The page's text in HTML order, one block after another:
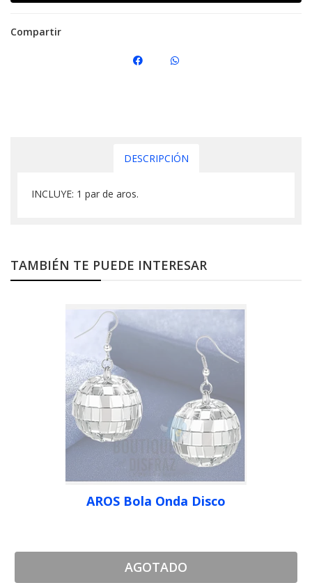
Compartir
DESCRIPCIÓN
INCLUYE: 1 par de aros.
TAMBIÉN TE PUEDE INTERESAR
AROS Bola Onda Disco
AGOTADO